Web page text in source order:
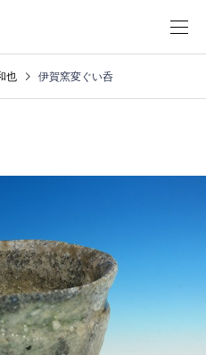
也 伊賀窯変ぐい呑